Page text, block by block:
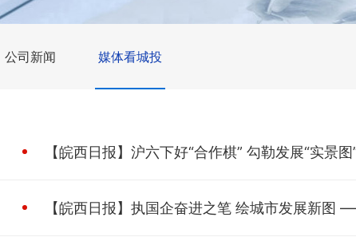
公司新闻 媒体看城投
【皖西日报】沪六下好“合作棋” 勾勒发展“实景
【皖西日报】执国企奋进之笔 绘城市发展新